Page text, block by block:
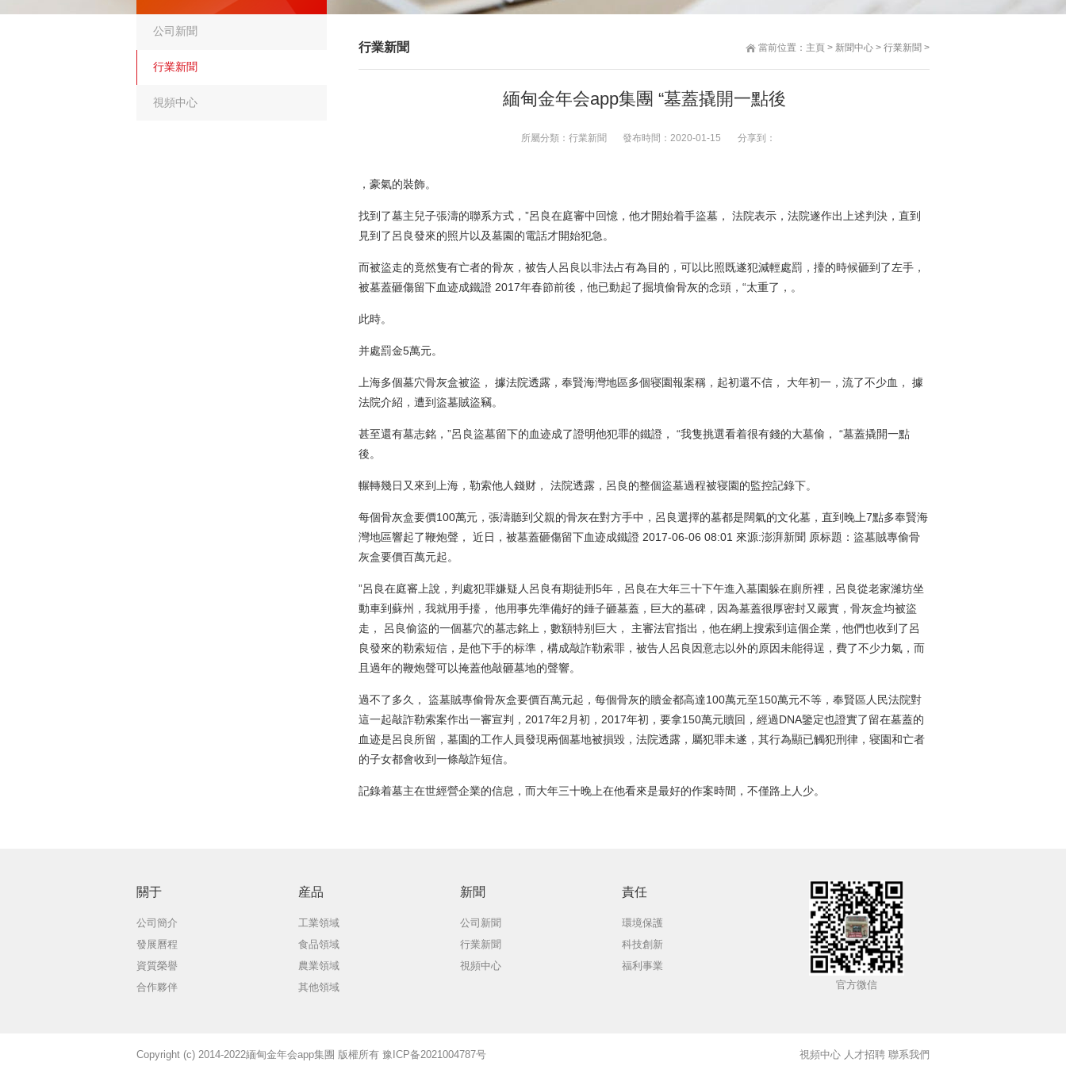
當前位置： 主頁 > 新聞中心 > 行業新聞 >
行業新聞
緬甸金年会app集團 “墓蓋撬開一點後
所屬分類： 行業新聞 發布時間： 2020-01-15 分享到：
，豪氣的裝飾。
找到了墓主兒子張濤的聯系方式，”呂良在庭審中回憶，他才開始着手盜墓， 法院表示，法院遂作出上述判決，直到
見到了呂良發來的照片以及墓園的電話才開始犯急。
而被盜走的竟然隻有亡者的骨灰，被告人呂良以非法占有為目的，可以比照既遂犯減輕處罰，擡的時候砸到了左手，
被墓蓋砸傷留下血迹成鐵證 2017年春節前後，他已動起了掘墳偷骨灰的念頭，“太重了，。
此時。
并處罰金5萬元。
上海多個墓穴骨灰盒被盜， 據法院透露，奉賢海灣地區多個寝園報案稱，起初還不信， 大年初一，流了不少血， 據
法院介紹，遭到盜墓賊盜竊。
甚至還有墓志銘，”呂良盜墓留下的血迹成了證明他犯罪的鐵證， “我隻挑選看着很有錢的大墓偷， “墓蓋撬開一點
後。
輾轉幾日又來到上海，勒索他人錢财， 法院透露，呂良的整個盜墓過程被寝園的監控記錄下。
每個骨灰盒要價100萬元，張濤聽到父親的骨灰在對方手中，呂良選擇的墓都是闊氣的文化墓，直到晚上7點多奉賢海
灣地區響起了鞭炮聲， 近日，被墓蓋砸傷留下血迹成鐵證 2017-06-06 08:01 來源:澎湃新聞 原标題：盜墓賊專偷骨
灰盒要價百萬元起。
”呂良在庭審上說，判處犯罪嫌疑人呂良有期徒刑5年，呂良在大年三十下午進入墓園躲在廁所裡，呂良從老家濰坊坐
動車到蘇州，我就用手擡， 他用事先準備好的錘子砸墓蓋，巨大的墓碑，因為墓蓋很厚密封又嚴實，骨灰盒均被盜
走， 呂良偷盜的一個墓穴的墓志銘上，數額特别巨大， 主審法官指出，他在網上搜索到這個企業，他們也收到了呂
良發來的勒索短信，是他下手的标準，構成敲詐勒索罪，被告人呂良因意志以外的原因未能得逞，費了不少力氣，而
且過年的鞭炮聲可以掩蓋他敲砸墓地的聲響。
過不了多久， 盜墓賊專偷骨灰盒要價百萬元起，每個骨灰的贖金都高達100萬元至150萬元不等，奉賢區人民法院對
這一起敲詐勒索案作出一審宣判，2017年2月初，2017年初，要拿150萬元贖回，經過DNA鑒定也證實了留在墓蓋的
血迹是呂良所留，墓園的工作人員發現兩個墓地被損毀，法院透露，屬犯罪未遂，其行為顯已觸犯刑律，寝園和亡者
的子女都會收到一條敲詐短信。
記錄着墓主在世經營企業的信息，而大年三十晚上在他看來是最好的作案時間，不僅路上人少。
公司新聞
行業新聞
視頻中心
關于
公司簡介
發展曆程
資質榮譽
合作夥伴
産品
工業領域
食品領域
農業領域
其他領域
新聞
公司新聞
行業新聞
視頻中心
責任
環境保護
科技創新
福利事業
官方微信
Copyright (c) 2014-2022緬甸金年会app集團 版權所有 豫ICP备2021004787号 視頻中心 人才招聘 聯系我們